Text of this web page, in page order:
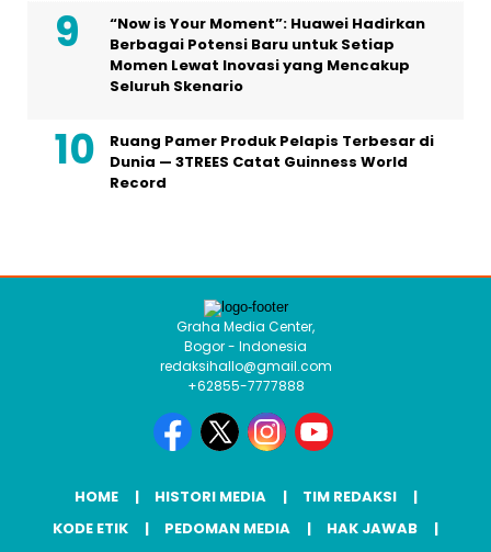
“Now is Your Moment”: Huawei Hadirkan
Berbagai Potensi Baru untuk Setiap
Momen Lewat Inovasi yang Mencakup
Seluruh Skenario
Ruang Pamer Produk Pelapis Terbesar di
Dunia — 3TREES Catat Guinness World
Record
Graha Media Center,
Bogor - Indonesia
redaksihallo@gmail.com
+62855-7777888
HOME HISTORI MEDIA
TIM REDAKSI
KODE ETIK
PEDOMAN MEDIA
HAK JAWAB